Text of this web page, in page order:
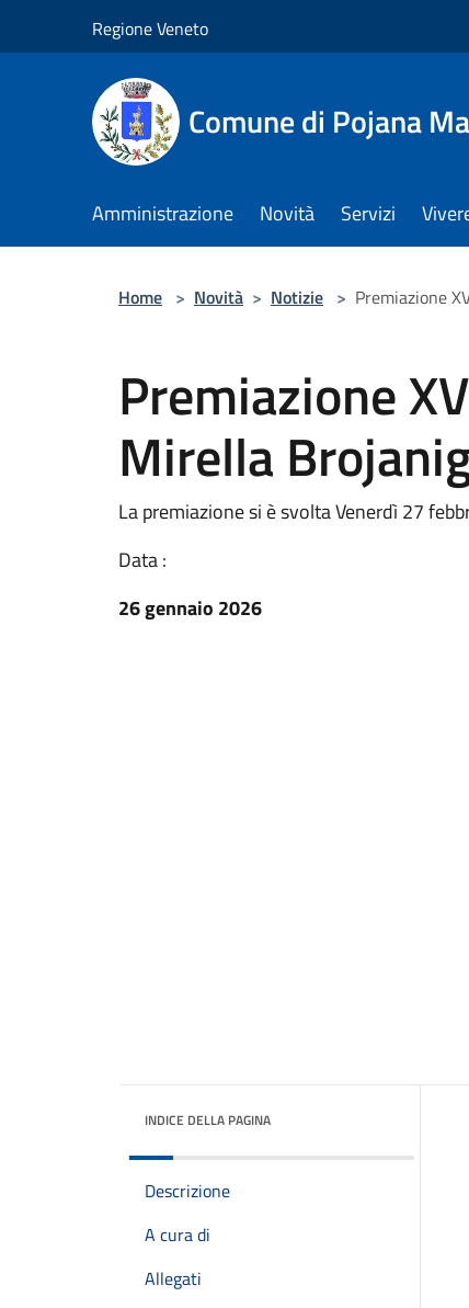
Regione Veneto
Comune di Pojana
Amministrazione Novità Servizi
Home > Novità > Notizie > Premiazione
Premiazione
Mirella
La premiazione si è svolta Venerdì 27
Data :
26 gennaio 2026
INDICE DELLA PAGINA
Descrizione
A cura di
Allegati